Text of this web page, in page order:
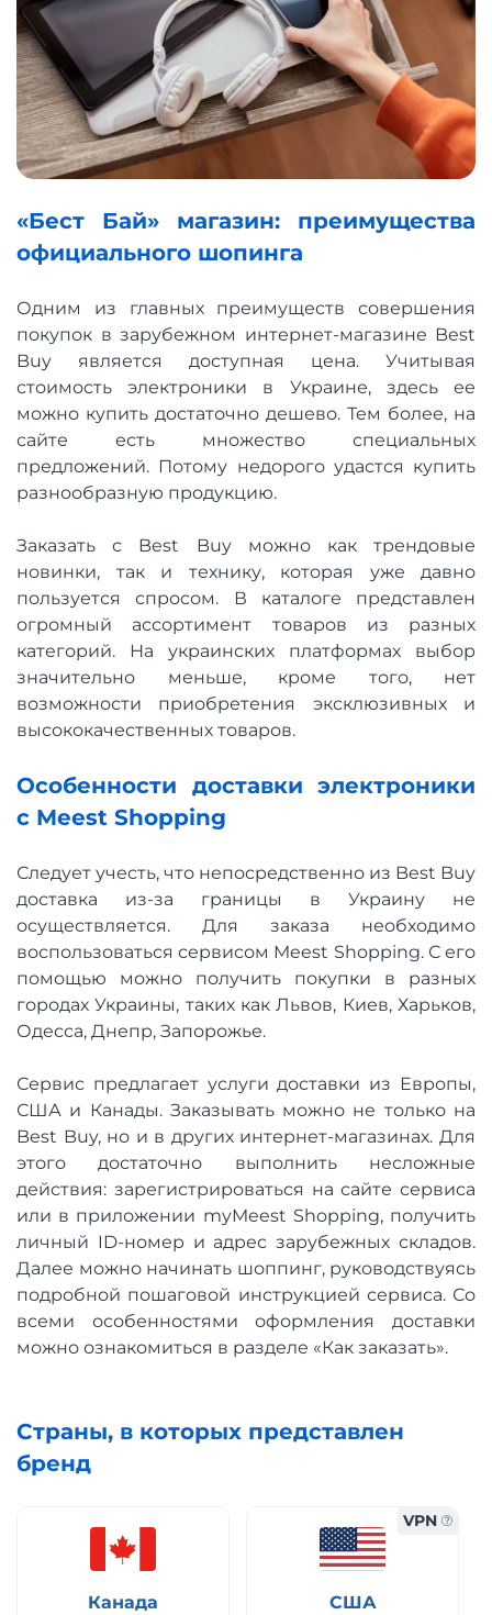
«Бест Бай» магазин: преимущества
официального шопинга
Одним из главных преимуществ совершения
покупок в зарубежном интернет-магазине Best
Buy является доступная цена. Учитывая
стоимость электроники в Украине, здесь ее
можно купить достаточно дешево. Тем более, на
сайте есть множество специальных
предложений. Потому недорого удастся купить
разнообразную продукцию.
Заказать с Best Buy можно как трендовые
новинки, так и технику, которая уже давно
пользуется спросом. В каталоге представлен
огромный ассортимент товаров из разных
категорий. На украинских платформах выбор
значительно меньше, кроме того, нет
возможности приобретения эксклюзивных и
высококачественных товаров.
Особенности доставки электроники
с Meest Shopping
Следует учесть, что непосредственно из Best Buy
доставка из-за границы в Украину не
осуществляется. Для заказа необходимо
воспользоваться сервисом Meest Shopping. С его
помощью можно получить покупки в разных
городах Украины, таких как Львов, Киев, Харьков,
Одесса, Днепр, Запорожье.
Сервис предлагает услуги доставки из Европы,
США и Канады. Заказывать можно не только на
Best Buy, но и в других интернет-магазинах. Для
этого достаточно выполнить несложные
действия: зарегистрироваться на сайте сервиса
или в приложении myMeest Shopping, получить
личный ID-номер и адрес зарубежных складов.
Далее можно начинать шоппинг, руководствуясь
подробной пошаговой инструкцией сервиса. Со
всеми особенностями оформления доставки
можно ознакомиться в разделе «Как заказать».
Страны, в которых представлен
бренд
Канада США
VPN